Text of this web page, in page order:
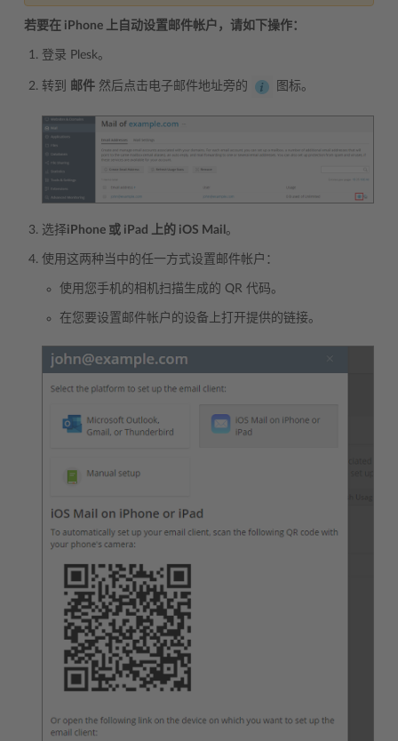
若要在 iPhone 上自动设置邮件帐户，请如下操作：
登录 Plesk。
转到 邮件 然后点击电子邮件地址旁的 图标。
选择iPhone 或 iPad 上的 iOS Mail 。
使用这两种当中的任一方式设置邮件帐户：
使用您手机的相机扫描生成的 QR 代码。
在您要设置邮件帐户的设备上打开提供的链接。